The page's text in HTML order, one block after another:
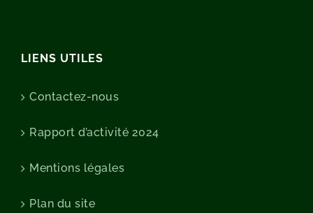
LIENS UTILES
Contactez-nous
Rapport d’activité 2024
Mentions légales
Plan du site